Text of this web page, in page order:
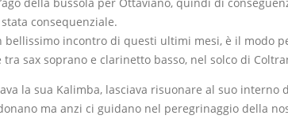
consequenziale.
bellissimo incontro di questi ultimi mesi, è il
sax soprano e clarinetto basso, nel solco di
la sua Kalimba, lasciava risuonare al suo
ma anzi ci guidano nel peregrinaggio della